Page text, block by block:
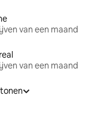
van een maand
van een maand